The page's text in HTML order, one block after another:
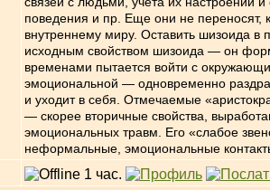
поведения и пр. Еще они не переносят,
внутреннему миру. Оставить шизоида
исходным свойством шизоида — он
временами пытается войти с
эмоциональной — одновременно
и уходит в себя. Отмечаемые
— скорее вторичные свойства,
эмоциональных травм. Его «слабое
неформальные, эмоциональные